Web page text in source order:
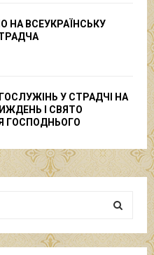
НА ВСЕУКРАЇНСЬКУ
У СТРАДЧІ НА
І СВЯТО
ГОСПОДНЬОГО
S